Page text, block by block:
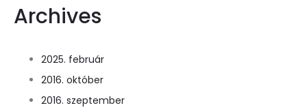
Archives
2025. február
2016. október
2016. szeptember